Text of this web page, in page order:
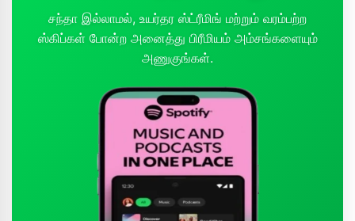
சந்தா இல்லாமல், உயர்தர ஸ்ட்ரீமிங் மற்றும் வரம்பற்ற
ஸ்கிப்கள் போன்ற அனைத்து பிரீமியம் அம்சங்களையும்
அணுகுங்கள்.